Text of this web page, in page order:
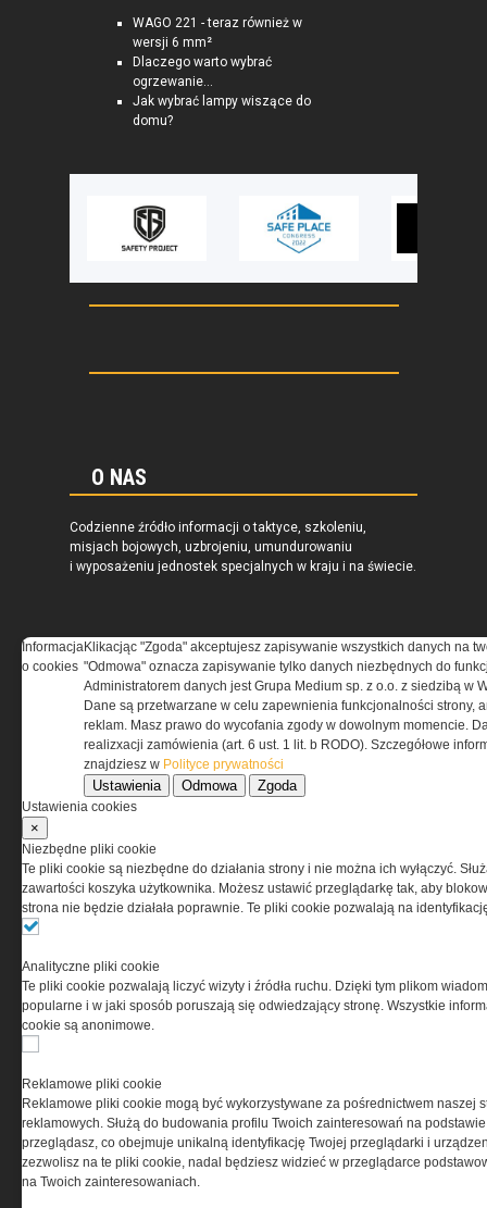
WAGO 221 - teraz również w
wersji 6 mm²
Dlaczego warto wybrać
ogrzewanie...
Jak wybrać lampy wiszące do
domu?
O NAS
Codzienne źródło informacji o taktyce, szkoleniu,
misjach bojowych, uzbrojeniu, umundurowaniu
i wyposażeniu jednostek specjalnych w kraju i na świecie.
REGULAMIN
Regulamin określa zasady korzystania z portalu
www.special-ops.pl
Korzystanie z portalu jest równoznaczne
przez Grupa MEDIUM Spółka z ograniczoną
odpowiedzialnością Spółka komandytowa, nr KRS:
0000537655, NIP 1132860378, REGON 146393437
(zwana dalej Grupa MEDIUM) w postaci Regulaminu.
Ta witryna wykorzystuje pliki cookies do przechowywania
informacji na Twoim komputerze. Pliki cookies stosujemy
w celu świadczenia usług na najwyższym poziomie,
w tym w sposób dostosowany do indywidualnych potrzeb.
Informacja
o cookies
Klikacjąc "Zgoda" akceptujesz zapisywanie wszystkich danych na
"Odmowa" oznacza zapisywanie tylko danych niezbędnych do
Administratorem danych jest Grupa Medium sp. z o.o. z siedzibą w
Dane są przetwarzane w celu zapewnienia funkcjonalności strony,
reklam. Masz prawo do wycofania zgody w dowolnym momencie.
realizxacji zamówienia (art. 6 ust. 1 lit. b RODO). Szczegółowe
znajdziesz w Polityce prywatności
Ustawienia Odmowa Zgoda
Ustawienia cookies
×
Niezbędne pliki cookie
Te pliki cookie są niezbędne do działania strony i nie można ich wyłączyć.
zawartości koszyka użytkownika. Możesz ustawić przeglądarkę tak, aby
strona nie będzie działała poprawnie. Te pliki cookie pozwalają na
Analityczne pliki cookie
Te pliki cookie pozwalają liczyć wizyty i źródła ruchu. Dzięki tym plikom
popularne i w jaki sposób poruszają się odwiedzający stronę. Wszystkie
cookie są anonimowe.
Reklamowe pliki cookie
Reklamowe pliki cookie mogą być wykorzystywane za pośrednictwem naszej
reklamowych. Służą do budowania profilu Twoich zainteresowań na
przeglądasz, co obejmuje unikalną identyfikację Twojej przeglądarki i
zezwolisz na te pliki cookie, nadal będziesz widzieć w przeglądarce
na Twoich zainteresowaniach.